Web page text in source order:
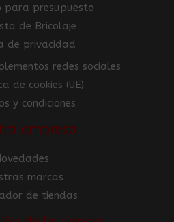
para presupuesto
de Bricolaje
de privacidad
redes sociales
de cookies (UE)
y condiciones
empresa
marcas
de tiendas